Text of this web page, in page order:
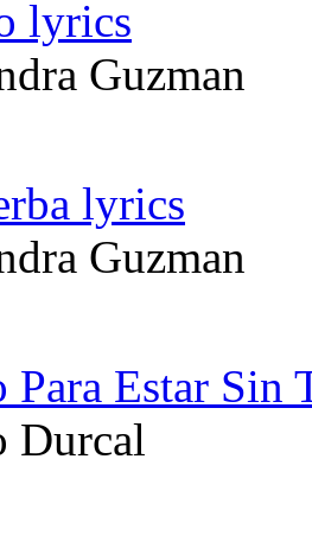
lyrics
Guzman
lyrics
Guzman
Para Estar Sin
Durcal